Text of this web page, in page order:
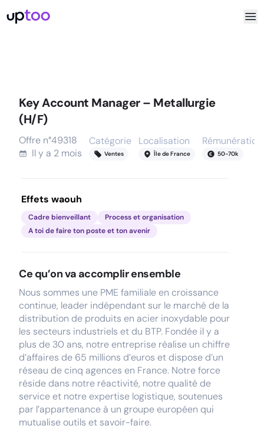
Key Account Manager – Metallurgie
(H/F)
Offre n°49318
Il y a 2 mois
Catégorie
Ventes
Localisation
Île de France
Rémunération
50-70k
Effets waouh
Cadre bienveillant
Process et organisation
A toi de faire ton poste et ton avenir
Ce qu’on va accomplir ensemble
Nous sommes une PME familiale en croissance
continue, leader indépendant sur le marché de la
distribution de produits en acier inoxydable pour
les secteurs industriels et du BTP. Fondée il y a
plus de 30 ans, notre entreprise réalise un chiffre
d’affaires de 65 millions d’euros et dispose d’un
réseau de cinq agences en France. Notre force
réside dans notre réactivité, notre qualité de
service et notre expertise logistique, soutenues
par l’appartenance à un groupe européen qui
mutualise outils et savoir-faire.